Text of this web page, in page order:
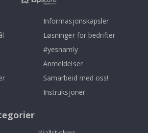
Informasjonskapsler
Løsninger for bedrifter
#yesnamly
Anmeldelser
Samarbeid med oss!
Instruksjoner